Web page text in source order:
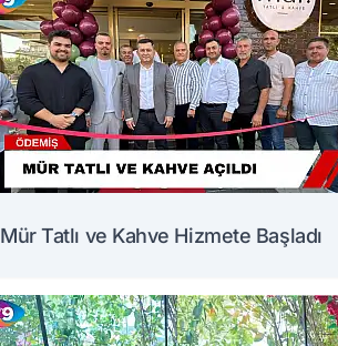
Mür Tatlı ve Kahve Hizmete Başladı